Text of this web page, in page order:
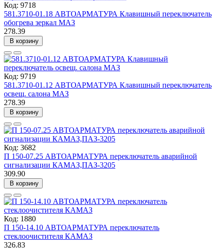
Код: 9718
581.3710-01.18 АВТОАРМАТУРА Клавишный переключатель
обогрева зеркал МАЗ
278.39
В корзину
Код: 9719
581.3710-01.12 АВТОАРМАТУРА Клавишный переключатель
освещ. салона МАЗ
278.39
В корзину
Код: 3682
П 150-07.25 АВТОАРМАТУРА переключатель аварийной
сигнализации КАМАЗ,ПАЗ-3205
309.90
В корзину
Код: 1880
П 150-14.10 АВТОАРМАТУРА переключатель
стеклоочистителя КАМАЗ
326.83